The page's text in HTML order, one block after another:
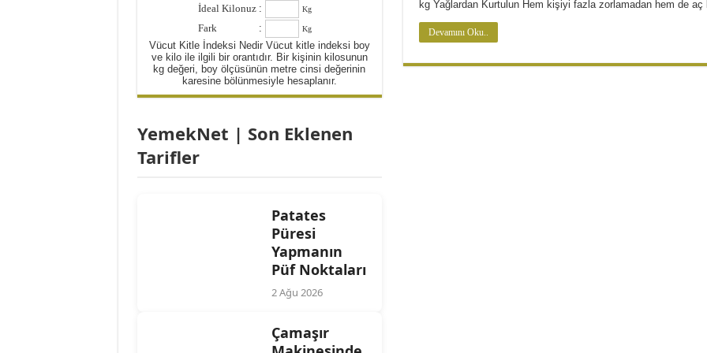
Yulaflı Diyet Mozaik Pasta Tarifi
Dukan patlıcan kebabı
kg Yağlardan Kurtulun Hem kişiyi fazla zorlamadan hem de
Devamını Oku..
İdeal Kilonuz : Kg
Fark : Kg
Vücut Kitle İndeksi Nedir Vücut kitle indeksi boy
ve kilo ile ilgili bir orantıdır. Bir kişinin kilosunun
kg değeri, boy ölçüsünün metre cinsi değerinin
karesine bölünmesiyle hesaplanır.
YemekNet | Son Eklenen
Tarifler
Patates
Püresi
Yapmanın
Püf Noktaları
2 Ağu 2026
Çamaşır